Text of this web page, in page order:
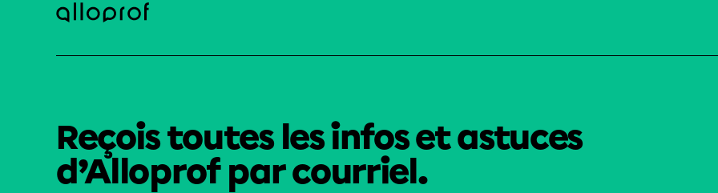
Reçois toutes les infos et astuces
d’Alloprof par courriel.